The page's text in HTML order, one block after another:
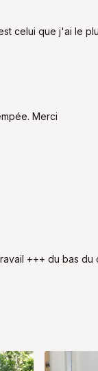
celui que j'ai le
Merci
+++ du bas